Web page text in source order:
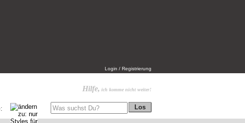
Login / Registrierung
Hilfe, ich komme nicht weiter!